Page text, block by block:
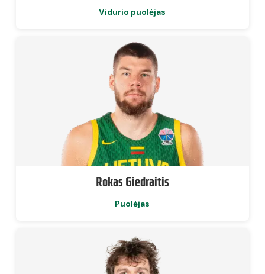
Vidurio puolėjas
Rokas Giedraitis
Puolėjas